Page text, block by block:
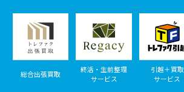
総合出張買取
終活・生前整理
サービス
引越＋買取
サービス